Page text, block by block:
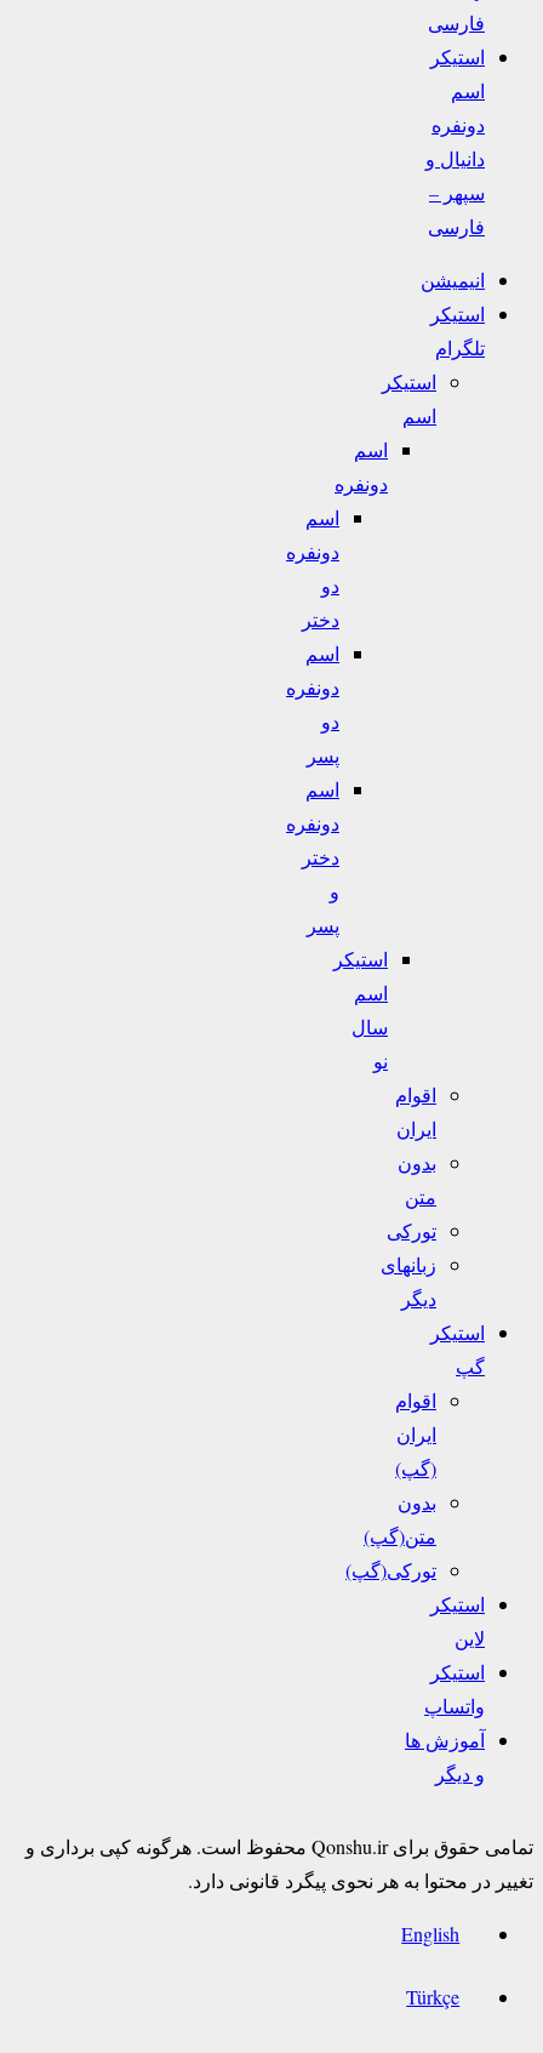
فارسی
استیکر
اسم
دونفره
دانیال و
سپهر –
فارسی
انیمیشن
استیکر
تلگرام
استیکر
اسم
اسم
دونفره
اسم
دونفره
دو
دختر
اسم
دونفره
دو
پسر
اسم
دونفره
دختر
و
پسر
استیکر
اسم
سال
نو
اقوام
ایران
بدون
متن
تورکی
زبانهای
دیگر
استیکر
گپ
اقوام
ایران
(گپ)
بدون
متن(گپ)
تورکی(گپ)
استیکر
لاین
استیکر
واتساپ
آموزش ها
و دیگر
تمامی حقوق برای Qonshu.ir محفوظ است. هرگونه کپی برداری و
تغییر در محتوا به هر نحوی پیگرد قانونی دارد.
English
Türkçe